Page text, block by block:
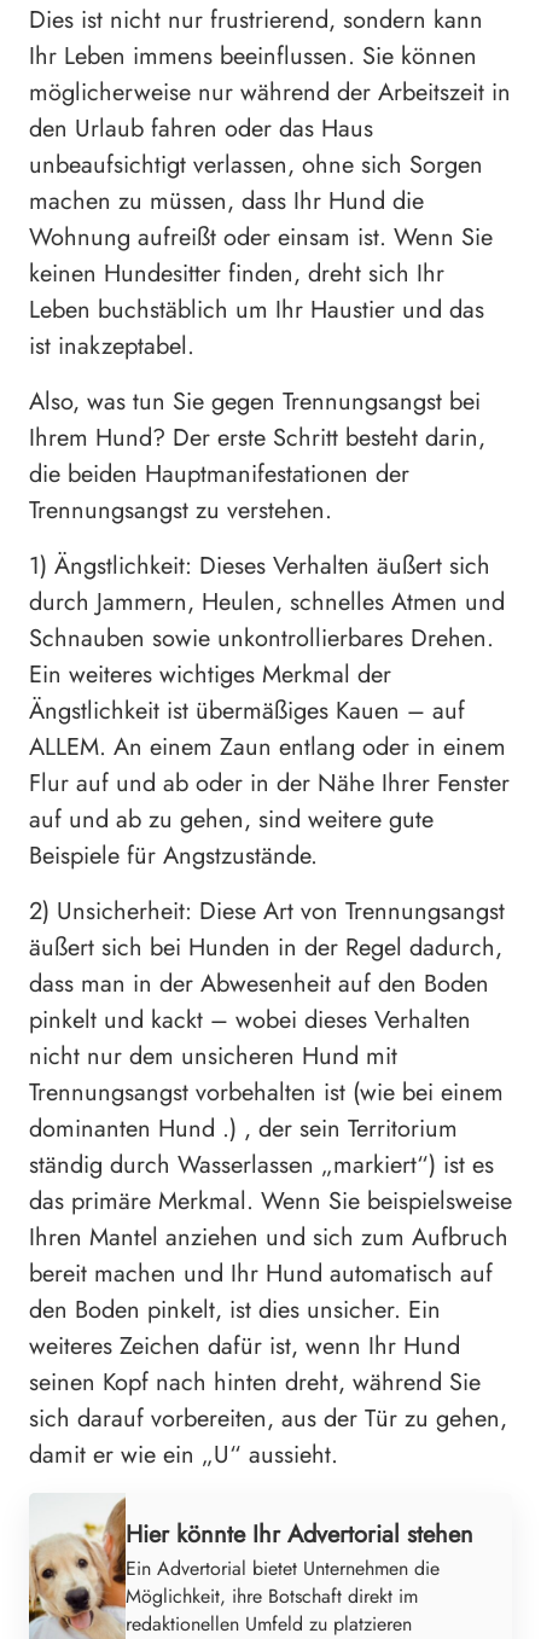
Dies ist nicht nur frustrierend, sondern kann
Ihr Leben immens beeinflussen. Sie können
möglicherweise nur während der Arbeitszeit in
den Urlaub fahren oder das Haus
unbeaufsichtigt verlassen, ohne sich Sorgen
machen zu müssen, dass Ihr Hund die
Wohnung aufreißt oder einsam ist. Wenn Sie
keinen Hundesitter finden, dreht sich Ihr
Leben buchstäblich um Ihr Haustier und das
ist inakzeptabel.
Also, was tun Sie gegen Trennungsangst bei
Ihrem Hund? Der erste Schritt besteht darin,
die beiden Hauptmanifestationen der
Trennungsangst zu verstehen.
1) Ängstlichkeit: Dieses Verhalten äußert sich
durch Jammern, Heulen, schnelles Atmen und
Schnauben sowie unkontrollierbares Drehen.
Ein weiteres wichtiges Merkmal der
Ängstlichkeit ist übermäßiges Kauen – auf
ALLEM. An einem Zaun entlang oder in einem
Flur auf und ab oder in der Nähe Ihrer Fenster
auf und ab zu gehen, sind weitere gute
Beispiele für Angstzustände.
2) Unsicherheit: Diese Art von Trennungsangst
äußert sich bei Hunden in der Regel dadurch,
dass man in der Abwesenheit auf den Boden
pinkelt und kackt – wobei dieses Verhalten
nicht nur dem unsicheren Hund mit
Trennungsangst vorbehalten ist (wie bei einem
dominanten Hund .) , der sein Territorium
ständig durch Wasserlassen „markiert“) ist es
das primäre Merkmal. Wenn Sie beispielsweise
Ihren Mantel anziehen und sich zum Aufbruch
bereit machen und Ihr Hund automatisch auf
den Boden pinkelt, ist dies unsicher. Ein
weiteres Zeichen dafür ist, wenn Ihr Hund
seinen Kopf nach hinten dreht, während Sie
sich darauf vorbereiten, aus der Tür zu gehen,
damit er wie ein „U“ aussieht.
Hier könnte Ihr Advertorial stehen
Ein Advertorial bietet Unternehmen die
Möglichkeit, ihre Botschaft direkt im
redaktionellen Umfeld zu platzieren